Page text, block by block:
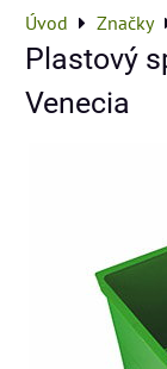
Úvod Značky
Plastový
Venecia